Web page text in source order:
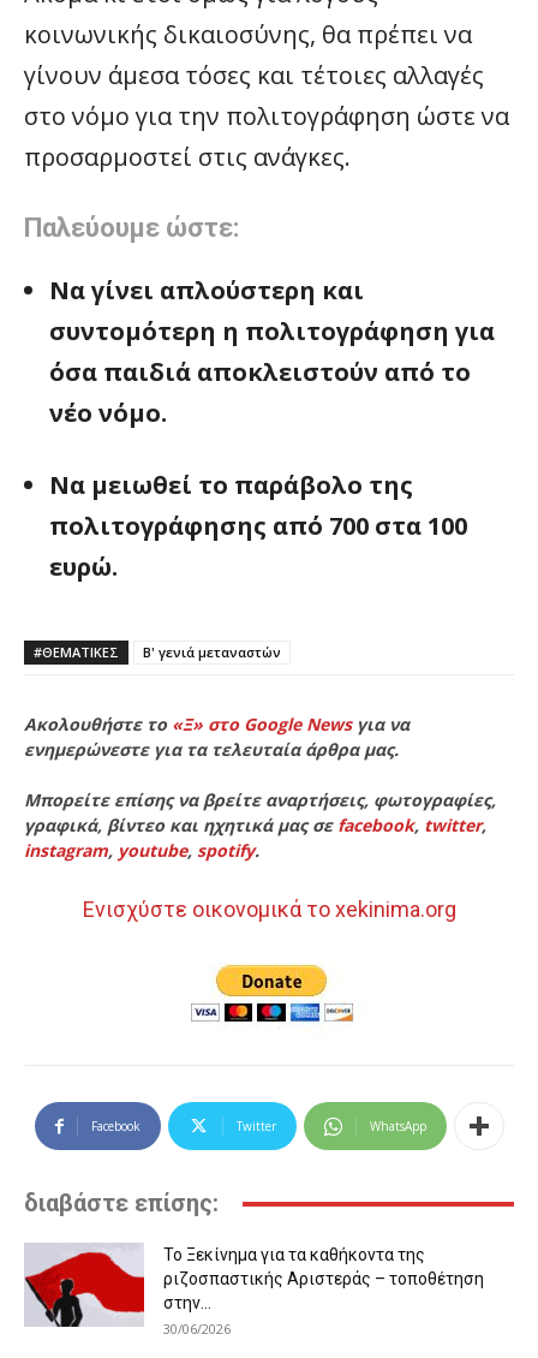
κοινωνικής δικαιοσύνης, θα πρέπει να
γίνουν άμεσα τόσες και τέτοιες αλλαγές
στο νόμο για την πολιτογράφηση ώστε να
προσαρμοστεί στις ανάγκες.
Παλεύουμε ώστε:
Να γίνει απλούστερη και
συντομότερη η πολιτογράφηση για
όσα παιδιά αποκλειστούν από το
νέο νόμο.
Να μειωθεί το παράβολο της
πολιτογράφησης από 700 στα 100
ευρώ.
#ΘΕΜΑΤΙΚΈΣ Β' γενιά μεταναστών
Ακολουθήστε το «Ξ» στο Google Newsγια να
ενημερώνεστε για τα τελευταία άρθρα μας.
Μπορείτε επίσης να βρείτε αναρτήσεις, φωτογραφίες,
γραφικά, βίντεο και ηχητικά μας σε facebook, twitter,
instagram, youtube, spotify.
Ενισχύστε οικονομικά το xekinima.org
Facebook Twitter WhatsApp
διαβάστε επίσης:
Το Ξεκίνημα για τα καθήκοντα της
ριζοσπαστικής Αριστεράς – τοποθέτηση
στην...
30/06/2026